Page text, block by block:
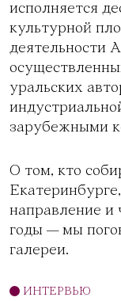
ИНТЕРВЬЮ
исполняется
культурной
деятельности
уральских
зарубежными
О том, кто
направление и
годы — мы
галереи.